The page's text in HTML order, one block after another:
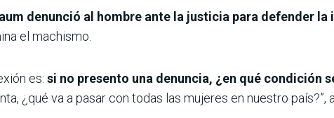
denunció al hombre ante la justicia para defender
el machismo.
es: si no presento una denuncia, ¿en qué condición
¿qué va a pasar con todas las mujeres en nuestro país?”,